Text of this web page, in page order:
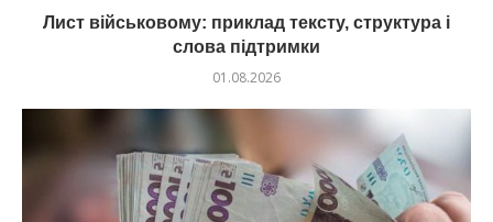
Лист військовому: приклад тексту, структура і
слова підтримки
01.08.2026